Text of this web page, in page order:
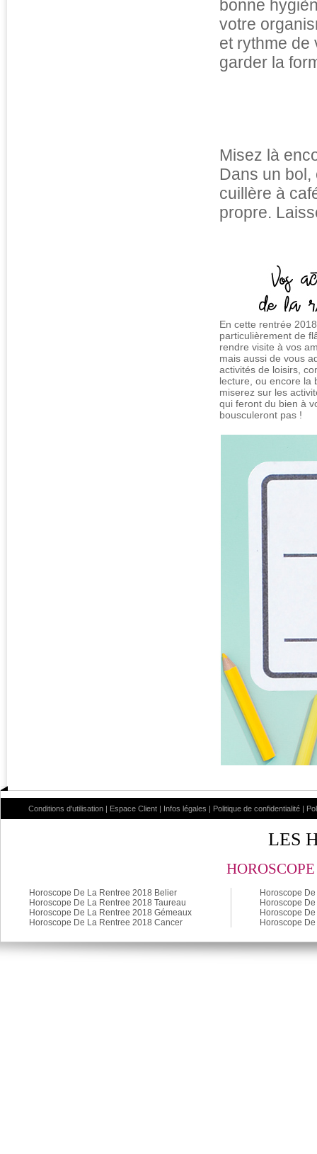
bonne
votre
et rythme de
garder la
Misez là
Dans un
cuillère à
propre.
En cette rentrée
particulièrement de
rendre visite à vos
mais aussi de vous
activités de loisirs,
lecture, ou encore la
miserez sur les
qui feront du bien à
bousculeront pas !
Conditions d'utilisation | Espace Client | Infos légales | Politique de confidentialité |
LES
Horoscope De La Rentree 2018 Belier
Horoscope De La Rentree 2018 Taureau
Horoscope De La Rentree 2018 Gémeaux
Horoscope De La Rentree 2018 Cancer
Horoscope
Horoscope
Horoscope
Horoscope